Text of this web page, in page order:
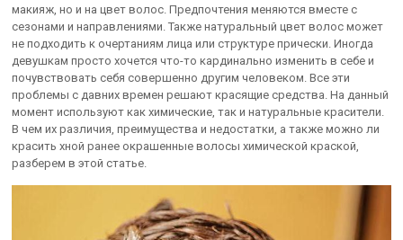
макияж, но и на цвет волос. Предпочтения меняются вместе с
сезонами и направлениями. Также натуральный цвет волос может
не подходить к очертаниям лица или структуре прически. Иногда
девушкам просто хочется что-то кардинально изменить в себе и
почувствовать себя совершенно другим человеком. Все эти
проблемы с давних времен решают красящие средства. На данный
момент используют как химические, так и натуральные красители.
В чем их различия, преимущества и недостатки, а также можно ли
красить хной ранее окрашенные волосы химической краской,
разберем в этой статье.